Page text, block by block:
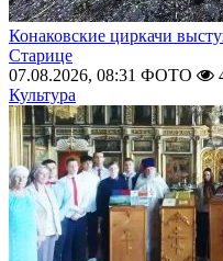
Конаковские циркачи
Старице
07.08.2026, 08:31 ФОТО
Культура